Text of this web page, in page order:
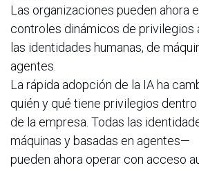
Las organizaciones pueden ahora
controles dinámicos de privilegios
las identidades humanas, de
agentes.
La rápida adopción de la IA ha
quién y qué tiene privilegios dentro
de la empresa. Todas las
máquinas y basadas en agentes—
pueden ahora operar con acceso